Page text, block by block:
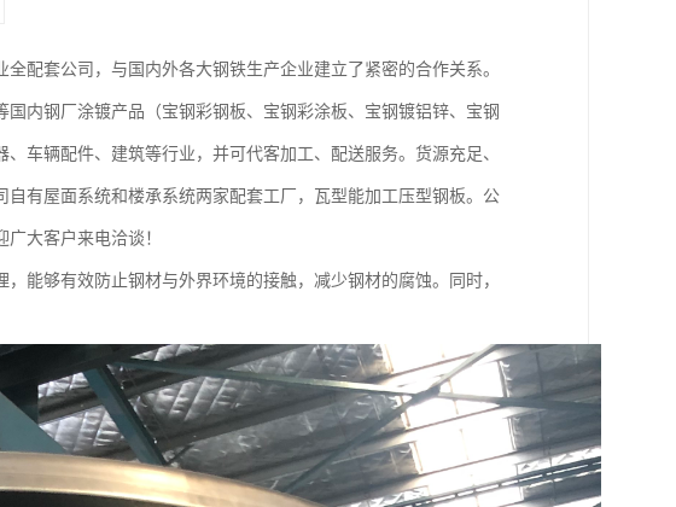
配套公司，与国内外各大钢铁生产企业建立了紧密的合作关系。
内钢厂涂镀产品（宝钢彩钢板、宝钢彩涂板、宝钢镀铝锌、宝钢
车辆配件、建筑等行业，并可代客加工、配送服务。货源充足、
有屋面系统和楼承系统两家配套工厂，瓦型能加工压型钢板。公
大客户来电洽谈！
能够有效防止钢材与外界环境的接触，减少钢材的腐蚀。同时，